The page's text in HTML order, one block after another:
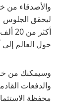
والأصدقاء من
ليحقق الجلوس
حول العالم
وسيمكنك من
والدفعات
محفظة